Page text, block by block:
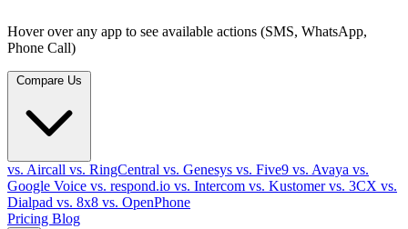
Hover over any app to see available actions (SMS, WhatsApp,
Phone Call)
vs. Aircall vs. RingCentral vs. Genesys vs. Five9 vs. Avaya vs.
Google Voice vs. respond.io vs. Intercom vs. Kustomervs. 3CX vs.
Dialpad vs. 8x8 vs. OpenPhone
Pricing Blog